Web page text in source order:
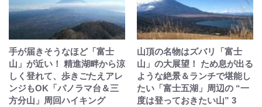
手が届きそうなほど「富士
山」が近い！ 精進湖畔から涼
しく登れて、歩きごたえアレ
ンジもOK「パノラマ台＆三
方分山」周回ハイキング
山頂の名物はズバリ「富士
山」の大展望！ ため息が出る
ような絶景＆ランチで堪能し
たい「富士五湖」周辺の “一
度は登っておきたい山” 3